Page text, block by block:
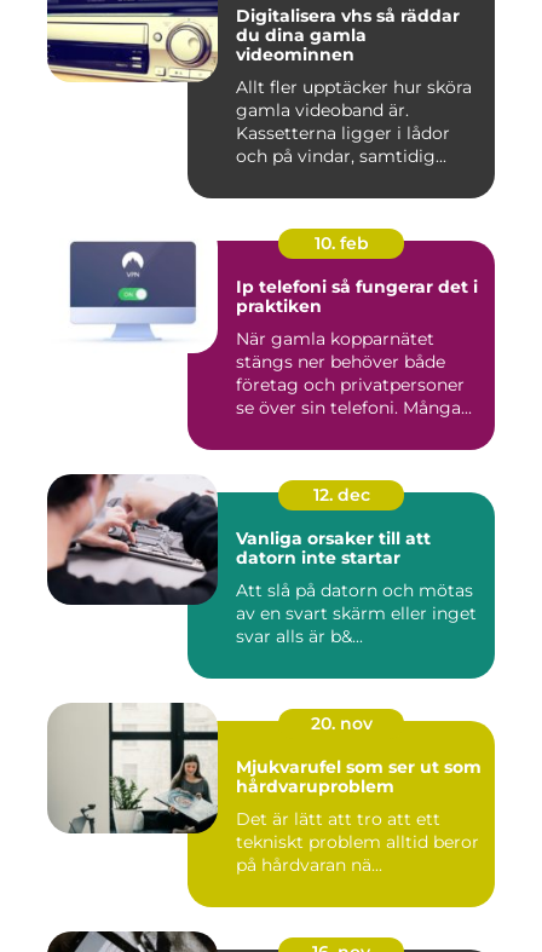
Digitalisera vhs så räddar
du dina gamla
videominnen
Allt fler upptäcker hur sköra
gamla videoband är.
Kassetterna ligger i lådor
och på vindar, samtidig...
10. feb
Ip telefoni så fungerar det i
praktiken
När gamla kopparnätet
stängs ner behöver både
företag och privatpersoner
se över sin telefoni. Många...
12. dec
Vanliga orsaker till att
datorn inte startar
Att slå på datorn och mötas
av en svart skärm eller inget
svar alls är b&...
20. nov
Mjukvarufel som ser ut som
hårdvaruproblem
Det är lätt att tro att ett
tekniskt problem alltid beror
på hårdvaran nä...